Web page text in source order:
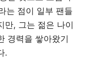
는 점이 일부 팬들
만, 그는 젊은 나이
경력을 쌓아왔기
.